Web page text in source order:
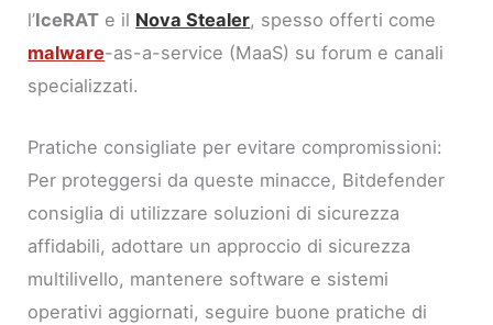
l’IceRAT e il Nova Stealer, spesso offerti come
malware-as-a-service (MaaS) su forum e canali
specializzati.
Pratiche consigliate per evitare compromissioni:
Per proteggersi da queste minacce, Bitdefender
consiglia di utilizzare soluzioni di sicurezza
affidabili, adottare un approccio di sicurezza
multilivello, mantenere software e sistemi
operativi aggiornati, seguire buone pratiche di